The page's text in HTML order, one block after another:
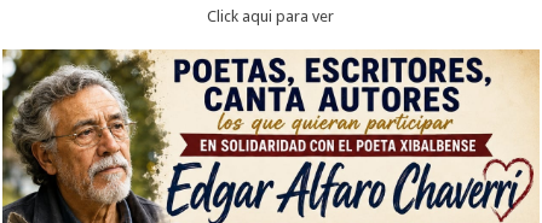
Click aqui para ver